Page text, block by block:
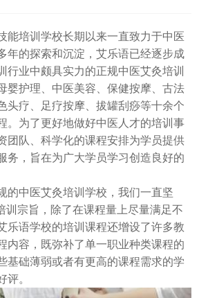
培训学校长期以来一直致力于中医
年的探索和沉淀，艾乐语已经逐步成
行业中颇具实力的正规中医艾灸培训
婴护理、中医美容、保健按摩、古法
头疗、足疗按摩、拔罐刮痧等十余个
。为了更好地做好中医人才的培训事
团队、科学化的课程安排为学员提供
务，旨在为广大学员学习创造良好的
中医艾灸培训学校，我们一直坚
训宗旨，除了在课程量上尽量满足不
乐语学校的培训课程还增设了许多教
内容，既弥补了单一职业种类课程的
基础薄弱或者有更高的课程需求的学
评。